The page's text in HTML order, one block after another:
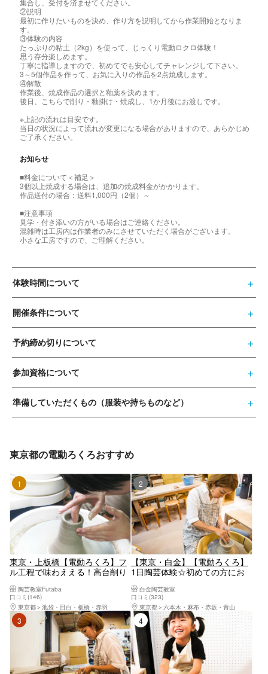
集合し、受付を済ませてください。
②説明
最初に作りたいものを決め、作り方を説明してから作業開始となりま
す。
③体験の内容
たっぷりの粘土（2kg）を使って、じっくり電動ロクロ体験！
思う存分楽しめます。
丁寧に指導しますので、初めてでも安心してチャレンジして下さい。
3～5個作品を作って、お気に入りの作品を2点焼成します。
④解散
作業後、焼成作品の選択と釉薬を決めます。
後日、こちらで削り・釉掛け・焼成し、1か月後にお渡しです。
※上記の流れは目安です。
当日の状況によって流れが変更になる場合がありますので、あらかじめ
ご了承ください。
お知らせ
■料金について＜補足＞
3個以上焼成する場合は、追加の焼成料金がかかります。
作品送付の場合：送料1,000円（2個）～
■注意事項
見学・付き添いの方がいる場合はご連絡ください。
混雑時は工房内は作業者のみにさせていただく場合がございます。
小さな工房ですので、ご理解ください。
体験時間について
開催条件について
予約締め切りについて
参加資格について
準備していただくもの（服装や持ちものなど）
東京都の電動ろくろおすすめ
1位
東京・上板橋【電動ろくろ】フ
ル工程で味わええる！高台削り
の本格プラン！
陶芸教室Futaba
口コミ(146)
東京都
池袋・目白・板橋・赤羽
2位
【東京・白金】【電動ろくろ】
1日陶芸体験☆初めての方にお
白金陶芸教室
口コミ(323)
東京都
六本木・麻布・赤坂・青山
3位 4位